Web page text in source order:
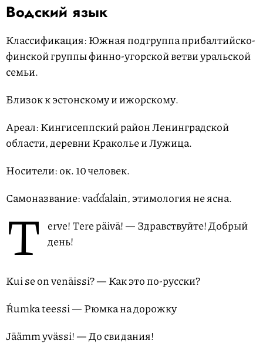
Водский язык
Классификация: Южная подгруппа прибалтийско-
финской группы финно-угорской ветви уральской
семьи.
Близок к эстонскому и ижорскому.
Ареал: Кингисеппский район Ленинградской
области, деревни Краколье и Лужица.
Носители: ок. 10 человек.
Самоназвание: vaďďalain, этимология не ясна.
T erve! Tere päivä! — Здравствуйте! Добрый
день!
Kui se on venäissi? — Как это по-русски?
Ŕumka teessi — Рюмка на дорожку
Jäämm yvässi! — До свидания!